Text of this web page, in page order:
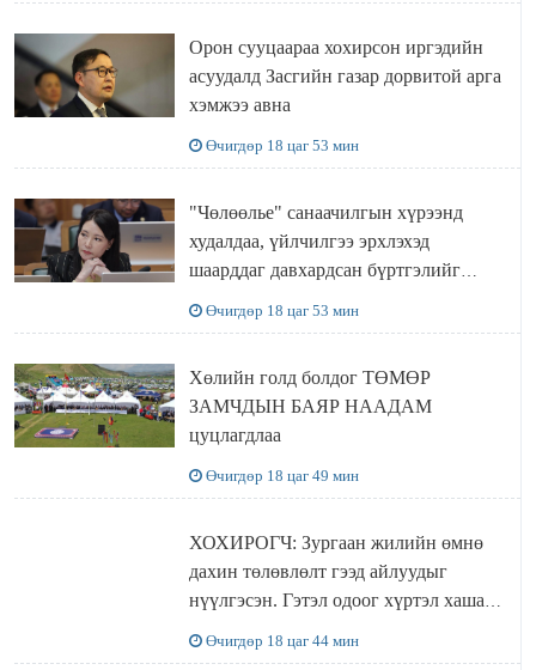
Орон сууцаараа хохирсон иргэдийн
асуудалд Засгийн газар дорвитой арга
хэмжээ авна
Өчигдөр 18 цаг 53 мин
"Чөлөөлье" санаачилгын хүрээнд
худалдаа, үйлчилгээ эрхлэхэд
шаарддаг давхардсан бүртгэлийг
хүчингүй болгох тогтоолын төслийг
баталлаа
Өчигдөр 18 цаг 53 мин
Хөлийн голд болдог ТӨМӨР
ЗАМЧДЫН БАЯР НААДАМ
цуцлагдлаа
Өчигдөр 18 цаг 49 мин
ХОХИРОГЧ: Зургаан жилийн өмнө
дахин төлөвлөлт гээд айлуудыг
нүүлгэсэн. Гэтэл одоог хүртэл хашаа
байшин ч байхгүй, орон сууц ч
байхгүй хаана амьдрахаа мэдэхгүй явж
Өчигдөр 18 цаг 44 мин